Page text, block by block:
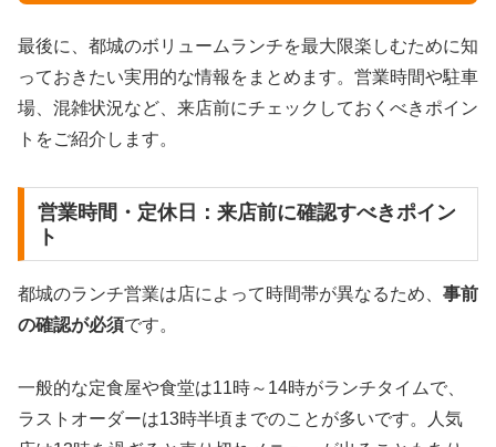
最後に、都城のボリュームランチを最大限楽しむために知
っておきたい実用的な情報をまとめます。営業時間や駐車
場、混雑状況など、来店前にチェックしておくべきポイン
トをご紹介します。
営業時間・定休日：来店前に確認すべきポイン
ト
都城のランチ営業は店によって時間帯が異なるため、 事前
の確認が必須です。
一般的な定食屋や食堂は11時～14時がランチタイムで、
ラストオーダーは13時半頃までのことが多いです。人気